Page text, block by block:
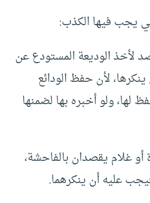
يجب فيها الكذب:
لأخذ الوديعة المستودع عن
لأن حفظ الودائع
لها، ولو أخبره بها لضمنها
غلام يقصدان بالفاحشة،
عليه أن ينكرهما.